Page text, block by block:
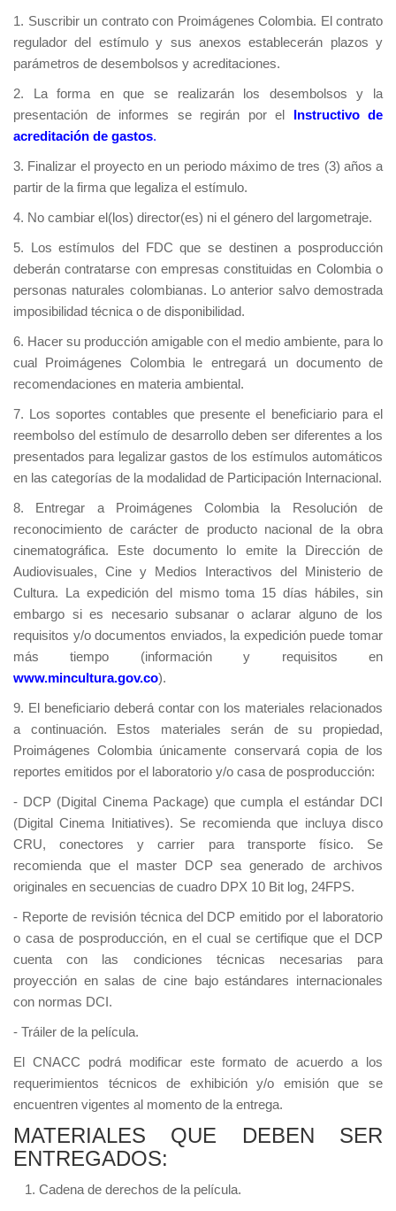
1. Suscribir un contrato con Proimágenes Colombia. El contrato
regulador del estímulo y sus anexos establecerán plazos y
parámetros de desembolsos y acreditaciones.
2. La forma en que se realizarán los desembolsos y la
presentación de informes se regirán por el Instructivo de
acreditación de gastos.
3. Finalizar el proyecto en un periodo máximo de tres (3) años a
partir de la firma que legaliza el estímulo.
4. No cambiar el(los) director(es) ni el género del largometraje.
5. Los estímulos del FDC que se destinen a posproducción
deberán contratarse con empresas constituidas en Colombia o
personas naturales colombianas. Lo anterior salvo demostrada
imposibilidad técnica o de disponibilidad.
6. Hacer su producción amigable con el medio ambiente, para lo
cual Proimágenes Colombia le entregará un documento de
recomendaciones en materia ambiental.
7. Los soportes contables que presente el beneficiario para el
reembolso del estímulo de desarrollo deben ser diferentes a los
presentados para legalizar gastos de los estímulos automáticos
en las categorías de la modalidad de Participación Internacional.
8. Entregar a Proimágenes Colombia la Resolución de
reconocimiento de carácter de producto nacional de la obra
cinematográfica. Este documento lo emite la Dirección de
Audiovisuales, Cine y Medios Interactivos del Ministerio de
Cultura. La expedición del mismo toma 15 días hábiles, sin
embargo si es necesario subsanar o aclarar alguno de los
requisitos y/o documentos enviados, la expedición puede tomar
más tiempo (información y requisitos en
www.mincultura.gov.co).
9. El beneficiario deberá contar con los materiales relacionados
a continuación. Estos materiales serán de su propiedad,
Proimágenes Colombia únicamente conservará copia de los
reportes emitidos por el laboratorio y/o casa de posproducción:
- DCP (Digital Cinema Package) que cumpla el estándar DCI
(Digital Cinema Initiatives). Se recomienda que incluya disco
CRU, conectores y carrier para transporte físico. Se
recomienda que el master DCP sea generado de archivos
originales en secuencias de cuadro DPX 10 Bit log, 24FPS.
- Reporte de revisión técnica del DCP emitido por el laboratorio
o casa de posproducción, en el cual se certifique que el DCP
cuenta con las condiciones técnicas necesarias para
proyección en salas de cine bajo estándares internacionales
con normas DCI.
- Tráiler de la película.
El CNACC podrá modificar este formato de acuerdo a los
requerimientos técnicos de exhibición y/o emisión que se
encuentren vigentes al momento de la entrega.
MATERIALES QUE DEBEN SER
ENTREGADOS:
1. Cadena de derechos de la película.